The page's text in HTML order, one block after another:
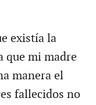
existía la
que mi madre
manera el
fallecidos no